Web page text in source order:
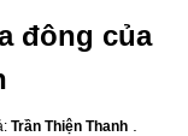
đông của
Trần Thiện Thanh